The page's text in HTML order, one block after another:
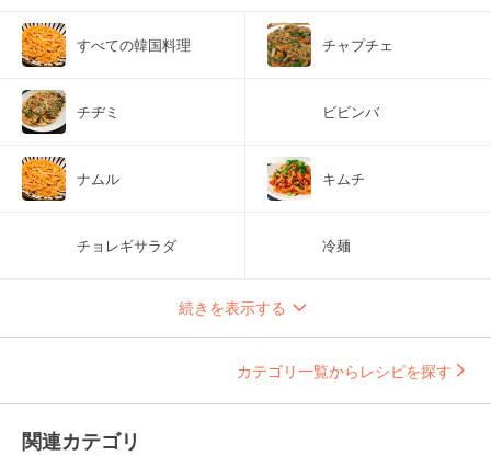
すべての韓国料理 チャプチェ
チヂミ ビビンバ
ナムル キムチ
チョレギサラダ 冷麺
続きを表示する
カテゴリ一覧からレシピを探す
関連カテゴリ